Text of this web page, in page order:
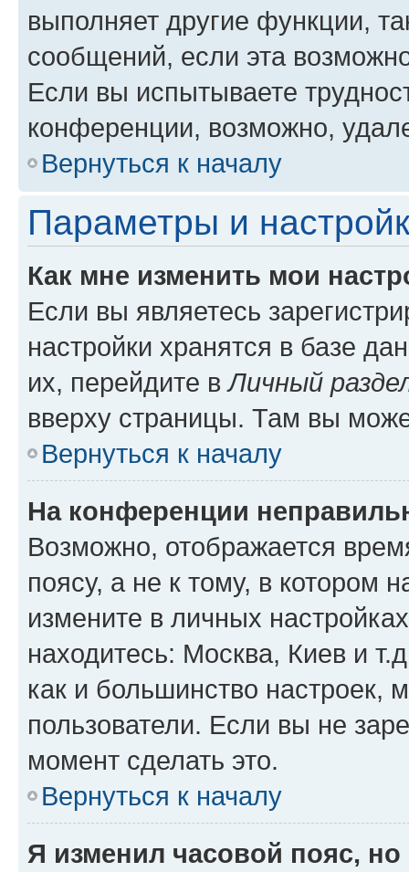
выполняет другие функции,
сообщений, если эта
Если вы испытываете
конференции, возможно,
Вернуться к началу
Параметры и
Как мне изменить мои
Если вы являетесь
настройки хранятся в базе
их, перейдите вЛичный
вверху страницы. Там вы
Вернуться к началу
На конференции
Возможно, отображается
поясу, а не к тому, в котором
измените в личных
находитесь: Москва, Киев и
как и большинство настроек,
пользователи. Если вы не
момент сделать это.
Вернуться к началу
Я изменил часовой пояс,